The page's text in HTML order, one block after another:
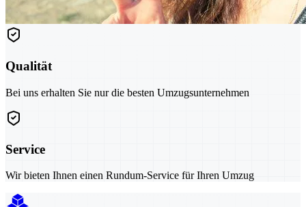
Qualität
Bei uns erhalten Sie nur die besten Umzugsunternehmen
Service
Wir bieten Ihnen einen Rundum-Service für Ihren Umzug